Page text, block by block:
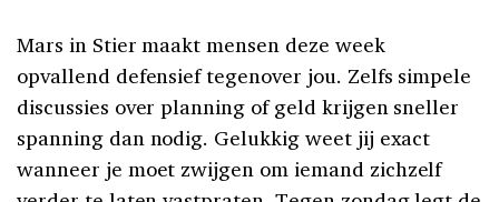
Mars in Stier maakt mensen deze week
opvallend defensief tegenover jou. Zelfs simpele
discussies over planning of geld krijgen sneller
spanning dan nodig. Gelukkig weet jij exact
wanneer je moet zwijgen om iemand zichzelf